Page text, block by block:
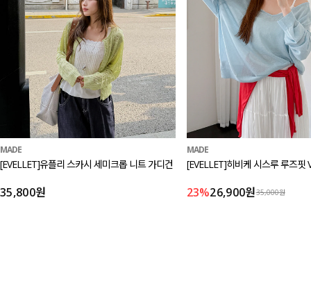
MADE
[EVELLET]유플리 스카시 세미크롭 니트 가디건
35,800원
MADE
[EVELLET]히비케 시스루 루즈핏
23%26,900원35,000원